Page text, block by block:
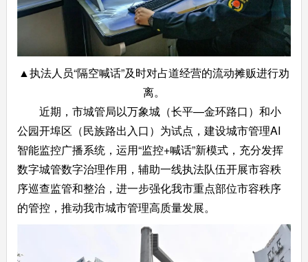
▲执法人员“隔空喊话”及时对占道经营的流动摊贩进行劝
离。
近期，市城管局以万象城（长平—金环路口）和小
公园开埠区（民族路出入口）为试点，建设城市管理AI
智能监控广播系统，运用“监控+喊话”新模式，充分发挥
数字城管数字治理作用，辅助一线执法队伍开展市容秩
序巡查监管和整治，进一步强化我市重点部位市容秩序
的管控，推动我市城市管理高质量发展。